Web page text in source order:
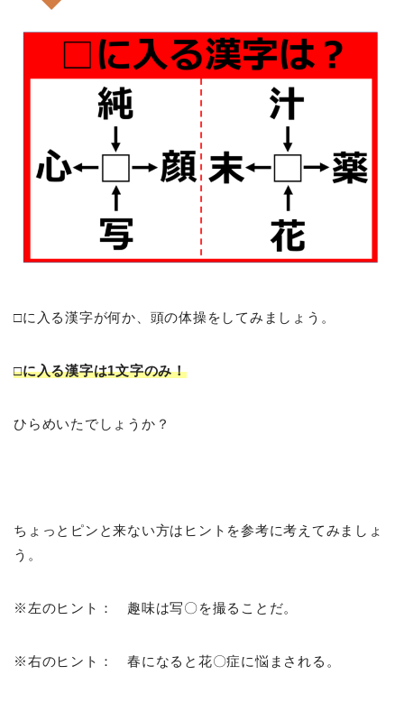
□に入る漢字が何か、頭の体操をしてみましょう。
□に入る漢字は1文字のみ！
ひらめいたでしょうか？
ちょっとピンと来ない方はヒントを参考に考えてみましょ
う。
※左のヒント： 趣味は写〇を撮ることだ。
※右のヒント： 春になると花〇症に悩まされる。